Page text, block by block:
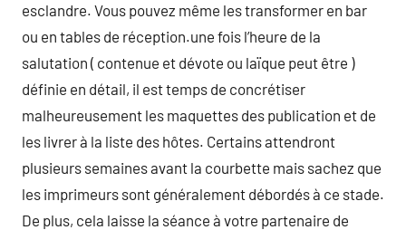
esclandre. Vous pouvez même les transformer en bar
ou en tables de réception.une fois l’heure de la
salutation ( contenue et dévote ou laïque peut être )
définie en détail, il est temps de concrétiser
malheureusement les maquettes des publication et de
les livrer à la liste des hôtes. Certains attendront
plusieurs semaines avant la courbette mais sachez que
les imprimeurs sont généralement débordés à ce stade.
De plus, cela laisse la séance à votre partenaire de